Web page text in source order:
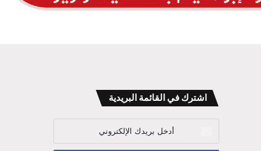
اشترك في القائمة البريدية